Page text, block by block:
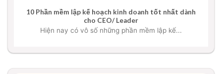
10 Phần mềm lập kế hoạch kinh doanh tốt nhất dành
cho CEO/ Leader
Hiện nay có vô số những phần mềm lập kế...